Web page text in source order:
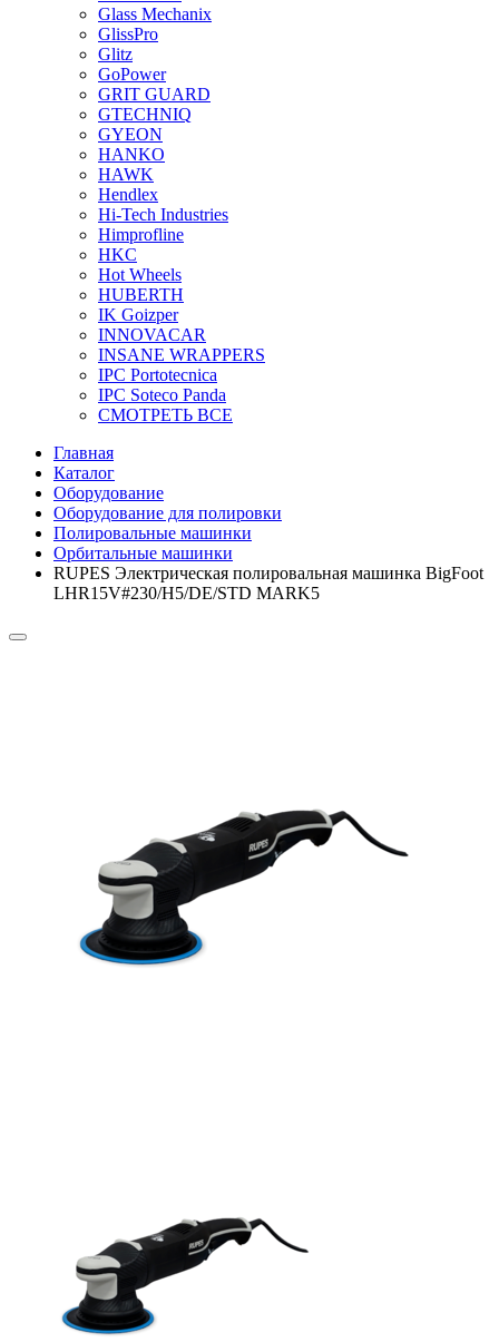
Glass Mechanix
GlissPro
Glitz
GoPower
GRIT GUARD
GTECHNIQ
GYEON
HANKO
HAWK
Hendlex
Hi-Tech Industries
Himprofline
HKC
Hot Wheels
HUBERTH
IK Goizper
INNOVACAR
INSANE WRAPPERS
IPC Portotecnica
IPC Soteco Panda
СМОТРЕТЬ ВСЕ
Главная
Каталог
Оборудование
Оборудование для полировки
Полировальные машинки
Орбитальные машинки
RUPES Электрическая полировальная машинка BigFoot
LHR15V#230/H5/DE/STD MARK5